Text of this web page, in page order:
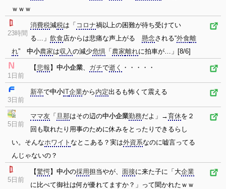
ｗｗｗ
23時間
消費税減税は「 コロナ禍以上の困難が待ち受けてい
る…」 飲食店からは悲痛な声上がる 懸念される“外食離
れ” 中小農家は収入の減少危惧 「 農家離れに拍車が…」[8/6]
1日前
【悲報 】 中小企業、 ガチで逝く ・・・・・
3日前
新卒で中小IT企業から 内定出るも怖くて震える
5日前
ママ友 「 旦那はその辺の中小企業勤務だよ」→育休を２
回も取れたり用事のために休みをとったりできるらし
い。そんなホワイト なとこある？実は外資系なのに嘘言ってる
んじゃないの？
5日前
【驚愕】 中小の採用担当やが、 面接に来た子に「大企業
に比べて御社は何が優れてますか？」って聞かれたｗｗ